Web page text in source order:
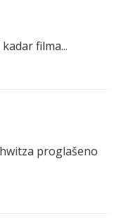
filma...
proglašeno